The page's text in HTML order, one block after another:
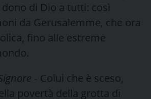
dono di Dio a tutti: così
da Gerusalemme, che ora
fino alle estreme
‑ Colui che è sceso,
po­vertà della grotta di